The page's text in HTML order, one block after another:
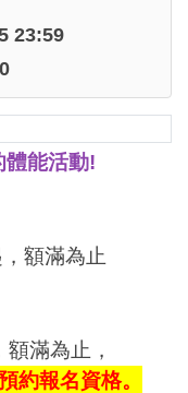
23:59
0
體能活動!
額滿為止
額滿為止，
約報名資格。